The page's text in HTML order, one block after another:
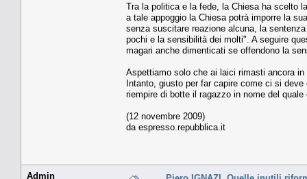
Tra la politica e la fede, la Chiesa ha scelto
a tale appoggio la Chiesa potrà imporre la
senza suscitare reazione alcuna, la
pochi e la sensibilità dei molti". A seguire
magari anche dimenticati se offendono la
Aspettiamo solo che ai laici rimasti ancora
Intanto, giusto per far capire come ci si
riempire di botte il ragazzo in nome del
(12 novembre 2009)
da espresso.repubblica.it
Admin